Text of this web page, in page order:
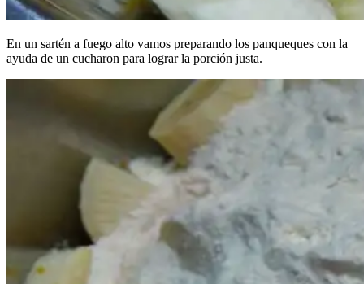
En un sartén a fuego alto vamos preparando los panqueques con la
ayuda de un cucharon para lograr la porción justa.